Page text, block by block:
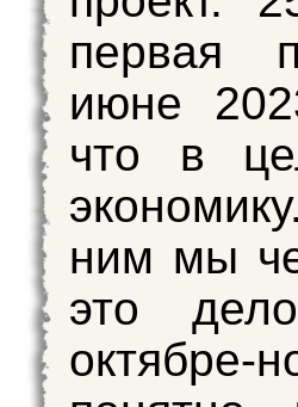
первая
июне
что в
ним мы
это